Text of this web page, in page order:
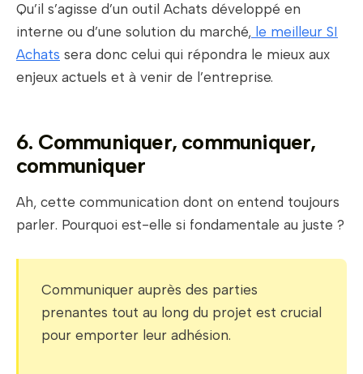
Qu’il s’agisse d’un outil Achats développé en
interne ou d’une solution du marché, le meilleur SI
Achats sera donc celui qui répondra le mieux aux
enjeux actuels et à venir de l’entreprise.
6. Communiquer, communiquer,
communiquer
Ah, cette communication dont on entend toujours
parler. Pourquoi est-elle si fondamentale au juste ?
Communiquer auprès des parties
prenantes tout au long du projet est crucial
pour emporter leur adhésion.